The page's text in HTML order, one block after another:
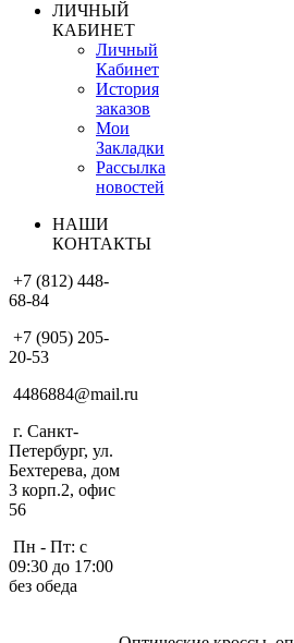
ЛИЧНЫЙ
КАБИНЕТ
Личный
Кабинет
История
заказов
Мои
Закладки
Рассылка
новостей
НАШИ
КОНТАКТЫ
+7 (812) 448-
68-84
+7 (905) 205-
20-53
4486884@mail.ru
г. Санкт-
Петербург, ул.
Бехтерева, дом
3 корп.2, офис
56
Пн - Пт: с
09:30 до 17:00
без обеда